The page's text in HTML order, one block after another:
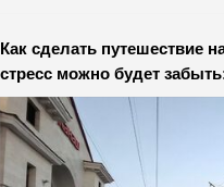
Как сделать путешествие
стресс можно будет